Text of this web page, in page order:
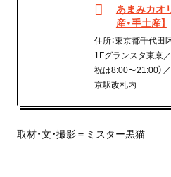
あまみカオ
産・手土産】
住所：東京都千代
1Fグランスタ東京／
祝は8:00〜21:00）
京駅改札内
取材・文・撮影＝ミスター黒猫